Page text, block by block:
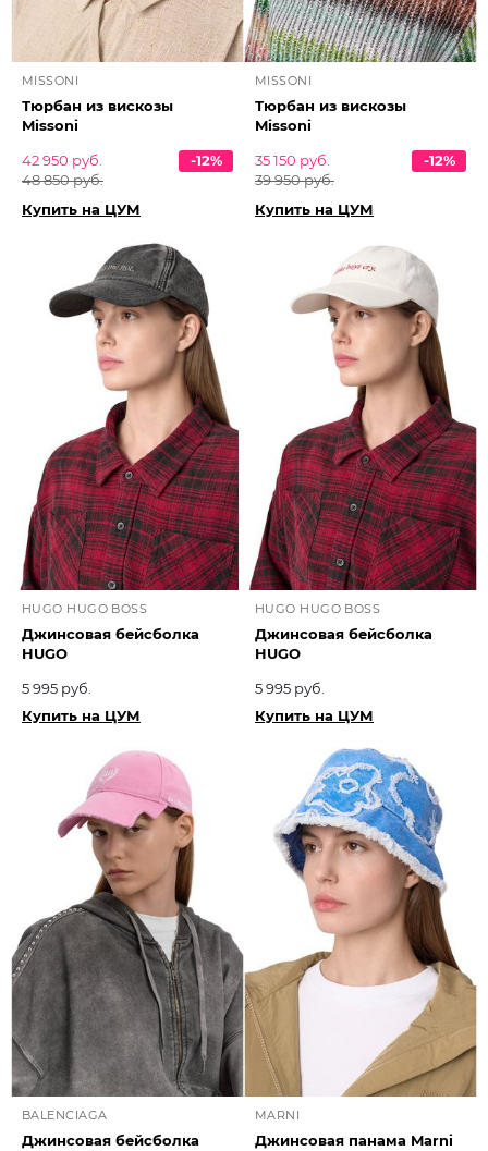
MISSONI
Тюрбан из вискозы
Missoni
42 950 руб.
48 850 руб.
-12%
Купить на ЦУМ
MISSONI
Тюрбан из вискозы
Missoni
35 150 руб.
39 950 руб.
-12%
Купить на ЦУМ
HUGO HUGO BOSS
Джинсовая бейсболка
HUGO
5 995 руб.
Купить на ЦУМ
HUGO HUGO BOSS
Джинсовая бейсболка
HUGO
5 995 руб.
Купить на ЦУМ
BALENCIAGA
Джинсовая бейсболка
MARNI
Джинсовая панама Marni